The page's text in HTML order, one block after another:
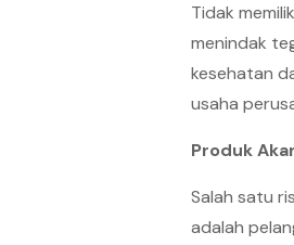
Tidak
menindak
kesehatan
usaha
Produk
Salah satu
adalah